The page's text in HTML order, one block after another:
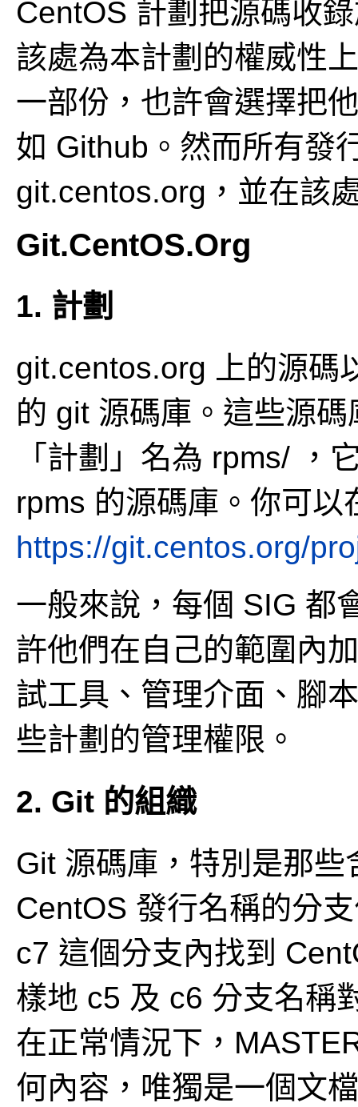
CentOS 計劃把源碼收
該處為本計劃的權威性
一部份，也許會選擇把
如 Github。然而所有發
git.centos.org，並在該
Git.CentOS.Org
1. 計劃
git.centos.org 上的源碼
的 git 源碼庫。這些源
「計劃」名為 rpms/ ，
rpms 的源碼庫。你可
https://git.centos.org/
一般來說，每個 SIG 都
許他們在自己的範圍內
試工具、管理介面、腳
些計劃的管理權限。
2. Git 的組織
Git 源碼庫，特別是那
CentOS 發行名稱的分
c7 這個分支內找到
樣地 c5 及 c6 分支名稱
在正常情況下，
何內容，唯獨是一個文